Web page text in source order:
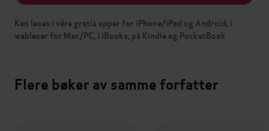
Kan leses i våre gratis apper for iPhone/iPad og Android, i
webleser for Mac/PC, i iBooks, på Kindle og PocketBook
Flere bøker av samme forfatter